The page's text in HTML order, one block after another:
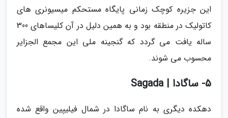
این جزیره کوچک زمانی پایگاه مستحکم میسیونری های
کاتولیک در منطقه بود و به همین دلیل در آن کلیساهای 300
ساله یافت می گردد که گنجینه ملی این مجمع الجزایر
محسوب می شوند.
5- ساگادا | Sagada
دهکده دیگری به نام ساگادا در شمال فیلیپین واقع شده